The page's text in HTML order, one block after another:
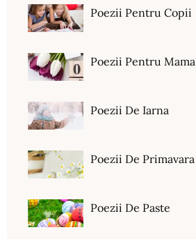
Poezii Pentru Copii
Poezii Pentru Mama
Poezii De Iarna
Poezii De Primavara
Poezii De Paste